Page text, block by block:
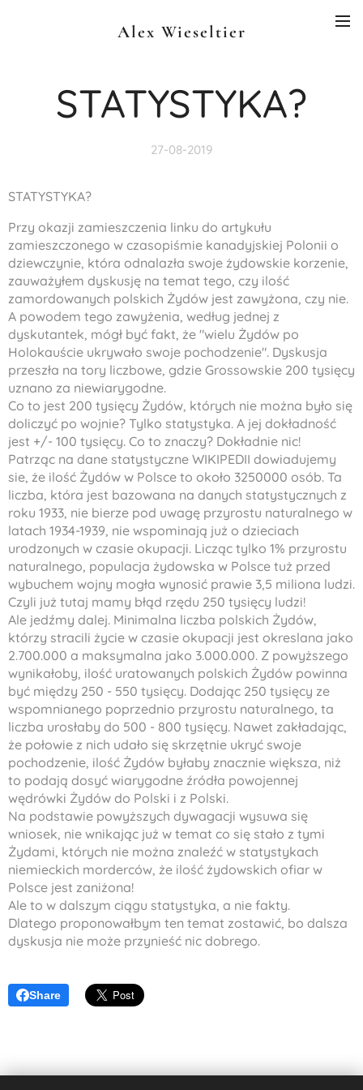
Alex Wieseltier
STATYSTYKA?
27-08-2019
STATYSTYKA?
Przy okazji zamieszczenia linku do artykułu
zamieszczonego w czasopiśmie kanadyjskiej Polonii o
dziewczynie, która odnalazła swoje żydowskie korzenie,
zauważyłem dyskusję na temat tego, czy ilość
zamordowanych polskich Żydów jest zawyżona, czy nie.
A powodem tego zawyżenia, według jednej z
dyskutantek, mógł być fakt, że "wielu Żydów po
Holokauście ukrywało swoje pochodzenie". Dyskusja
przeszła na tory liczbowe, gdzie Grossowskie 200 tysięcy
uznano za niewiarygodne.
Co to jest 200 tysięcy Żydów, których nie można było się
doliczyć po wojnie? Tylko statystyka. A jej dokładność
jest +/- 100 tysięcy. Co to znaczy? Dokładnie nic!
Patrząc na dane statystyczne WIKIPEDII dowiadujemy
sie, że ilość Żydów w Polsce to około 3250000 osób. Ta
liczba, która jest bazowana na danych statystycznych z
roku 1933, nie bierze pod uwagę przyrostu naturalnego w
latach 1934-1939, nie wspominają już o dzieciach
urodzonych w czasie okupacji. Licząc tylko 1% przyrostu
naturalnego, populacja żydowska w Polsce tuż przed
wybuchem wojny mogła wynosić prawie 3,5 miliona ludzi.
Czyli już tutaj mamy błąd rzędu 250 tysięcy ludzi!
Ale jedźmy dalej. Minimalna liczba polskich Żydów,
którzy stracili życie w czasie okupacji jest okreslana jako
2.700.000 a maksymalna jako 3.000.000. Z powyższego
wynikałoby, ilość uratowanych polskich Żydów powinna
być między 250 - 550 tysięcy. Dodając 250 tysięcy ze
wspomnianego poprzednio przyrostu naturalnego, ta
liczba urosłaby do 500 - 800 tysięcy. Nawet zakładając,
że połowie z nich udało się skrzętnie ukryć swoje
pochodzenie, ilość Żydów byłaby znacznie większa, niż
to podają dosyć wiarygodne źródła powojennej
wędrówki Żydów do Polski i z Polski.
Na podstawie powyższych dywagacji wysuwa się
wniosek, nie wnikając już w temat co się stało z tymi
Żydami, których nie można znaleźć w statystykach
niemieckich morderców, że ilość żydowskich ofiar w
Polsce jest zaniżona!
Ale to w dalszym ciągu statystyka, a nie fakty.
Dlatego proponowałbym ten temat zostawić, bo dalsza
dyskusja nie może przynieść nic dobrego.
Share